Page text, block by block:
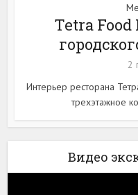
Tetra
2
Интерьер ресторана
трехэтажное
Видео